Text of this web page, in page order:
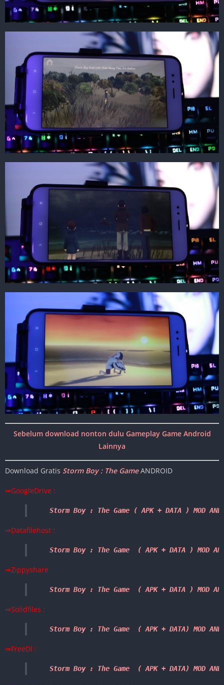
Sebelum download nonton dulu Gameplay Game Android
Lainnya
Download Gratis Storm Boy : The GameANDROID
⇒GoogleDrive :
Storm Boy : The Game ( APK + DATA ) MOD
⇒Datafilehost :
Storm Boy : The Game  ( APK + DATA ) MOD
⇒Zippyshare
Storm Boy : The Game  ( APK + DATA ) MOD
⇒Solidfiles :
Storm Boy : The Game  ( APK + DATA) MOD
⇒FreeDl :
Storm Boy : The Game  ( APK + DATA) MOD